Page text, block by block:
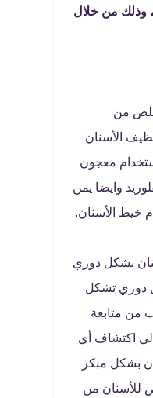
وذلك من خلال
من
الأسنان
معجون
وايضا يمن
خيط الأسنان.
بشكل دوري
دوري تشكل
من متابعة
اكتشاف أي
بشكل مبكر
للأسنان من